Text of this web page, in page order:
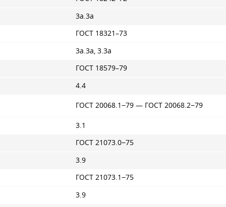
3а.3а
ГОСТ 18321–73
3а.3а, 3.3а
ГОСТ 18579–79
4.4
ГОСТ 20068.1−79 — ГОСТ 20068.2−79
3.1
ГОСТ 21073.0−75
3.9
ГОСТ 21073.1−75
3.9